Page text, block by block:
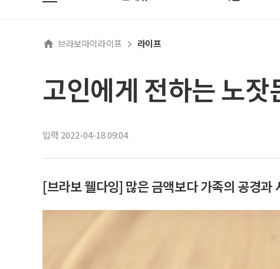
브라보마이라이프 라이프
고인에게 전하는 노
입력 2022-04-18 09:04
[브라보 웰다잉] 많은 금액보다 가족의 공경과